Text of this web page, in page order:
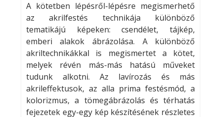
A kötetben lépésről-lépésre megismerhető
az akrilfestés technikája különböző
tematikájú képeken: csendélet, tájkép,
emberi alakok ábrázolása. A különböző
akriltechnikákkal is megismertet a kötet,
melyek révén más-más hatású műveket
tudunk alkotni. Az lavírozás és más
akrileffektusok, az alla prima festésmód, a
kolorizmus, a tömegábrázolás és térhatás
fejezetek egy-egy kép készítésének részletes